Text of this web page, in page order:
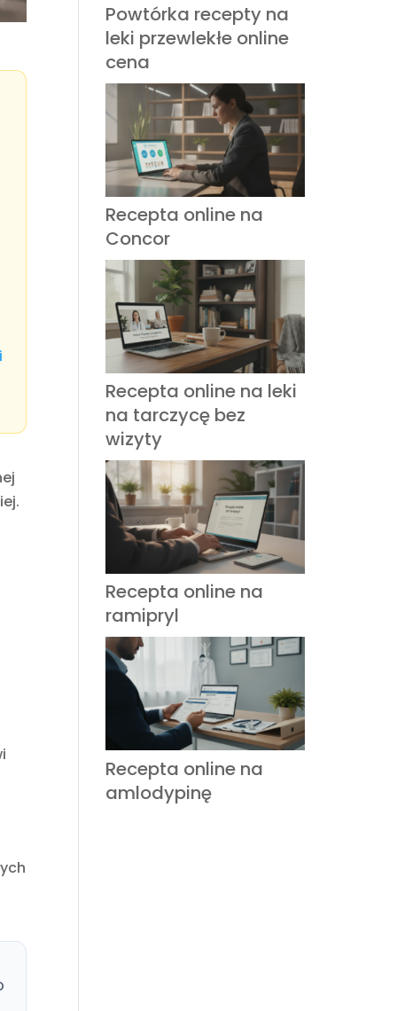
Powtórka recepty na
leki przewlekłe online
cena
Recepta online na
Concor
Recepta online na leki
na tarczycę bez
wizyty
Recepta online na
ramipryl
Recepta online na
amlodypinę